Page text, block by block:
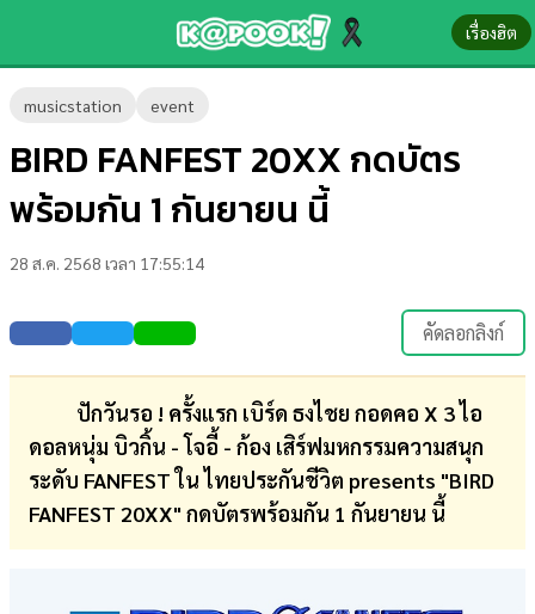
เรื่องฮิต
musicstation event
BIRD FANFEST 20XX กดบัตร
พร้อมกัน 1 กันยายน นี้
28 ส.ค. 2568 เวลา 17:55:14
คัดลอกลิงก์
ปักวันรอ ! ครั้งแรก เบิร์ด ธงไชย กอดคอ X 3 ไอ
ดอลหนุ่ม บิวกิ้น - โจอี้ - ก้อง เสิร์ฟมหกรรมความสนุก
ระดับ FANFEST ใน ไทยประกันชีวิต presents "BIRD
FANFEST 20XX" กดบัตรพร้อมกัน 1 กันยายน นี้
ข่าว-
ความ
รู้
บันเทิง
ตรวจ
ผล
บอล
สด